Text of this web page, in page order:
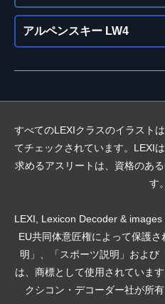
アルペンスキー LW4
すべてのLEXIクラスのイラスト
てチェックされています。LEXI
求めるアスリートは、資格のあ
す。
LEXI, Lexicon Decoder &
EU共同体意匠権によって保護
明」、「スポーツ説明」および
は、商標として使用されていま
クシコン・デコーダー社が所